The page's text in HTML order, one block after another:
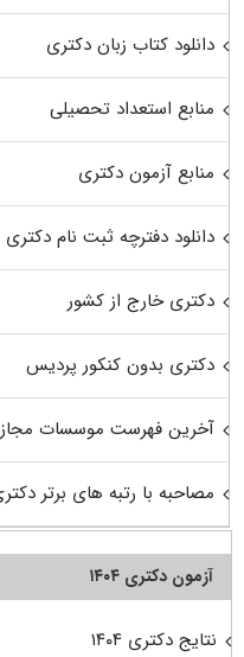
دانلود کتاب زبان دکتری
منابع استعداد تحصیلی
منابع آزمون دکتری
دانلود دفترچه ثبت نام
دکتری خارج از کشور
دکتری بدون کنکور پردیس
آخرین فهرست موسسات مجاز
مصاحبه با رتبه های برتر
آزمون دکتری ۱۴۰۴
نتایج دکتری ۱۴۰۴